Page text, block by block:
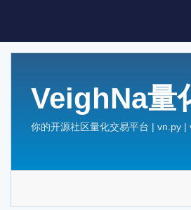
VeighNa量
你的开源社区量化交易平台 | vn.py |